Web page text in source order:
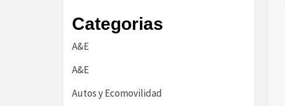
Categorias
A&E
A&E
Autos y Ecomovilidad